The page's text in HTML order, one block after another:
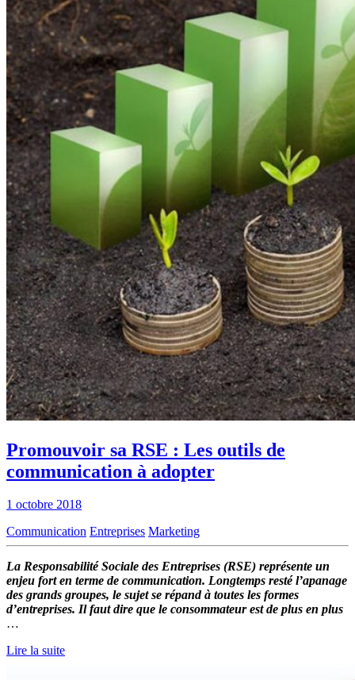
Promouvoir sa RSE : Les outils de
communication à adopter
1 octobre 2018
Communication Entreprises Marketing
La Responsabilité Sociale des Entreprises (RSE) représente un
enjeu fort en terme de communication. Longtemps resté l’apanage
des grands groupes, le sujet se répand à toutes les formes
d’entreprises. Il faut dire que le consommateur est de plus en plus
…
Lire la suite